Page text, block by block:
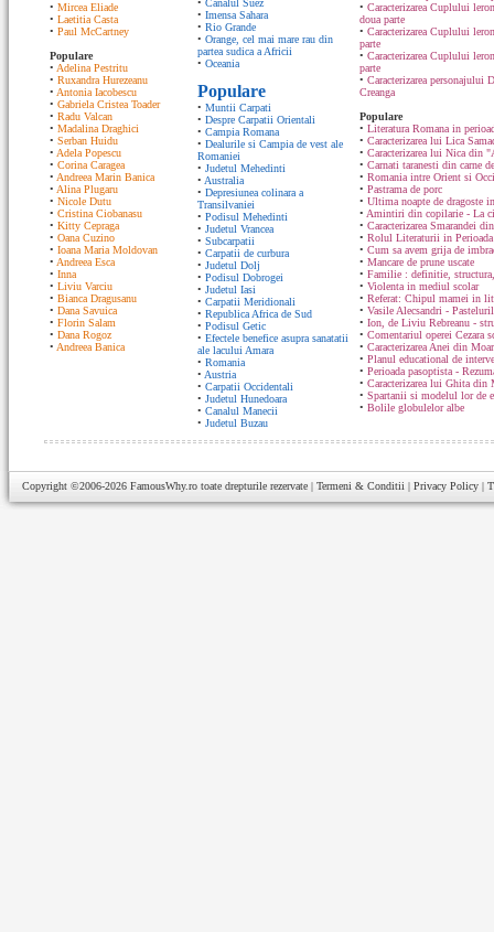
• Mircea Eliade
• Laetitia Casta
• Paul McCartney
Populare
• Adelina Pestritu
• Ruxandra Hurezeanu
• Antonia Iacobescu
• Gabriela Cristea Toader
• Radu Valcan
• Madalina Draghici
• Serban Huidu
• Adela Popescu
• Corina Caragea
• Andreea Marin Banica
• Alina Plugaru
• Nicole Dutu
• Cristina Ciobanasu
• Kitty Cepraga
• Oana Cuzino
• Ioana Maria Moldovan
• Andreea Esca
• Inna
• Liviu Varciu
• Bianca Dragusanu
• Dana Savuica
• Florin Salam
• Dana Rogoz
• Andreea Banica
• Canalul Suez
• Imensa Sahara
• Rio Grande
• Orange, cel mai mare rau din
partea sudica a Africii
• Oceania
Populare
• Muntii Carpati
• Despre Carpatii Orientali
• Campia Romana
• Dealurile si Campia de vest ale
Romaniei
• Judetul Mehedinti
• Australia
• Depresiunea colinara a
Transilvaniei
• Podisul Mehedinti
• Judetul Vrancea
• Subcarpatii
• Carpatii de curbura
• Judetul Dolj
• Podisul Dobrogei
• Judetul Iasi
• Carpatii Meridionali
• Republica Africa de Sud
• Podisul Getic
• Efectele benefice asupra sanatatii
ale lacului Amara
• Romania
• Austria
• Carpatii Occidentali
• Judetul Hunedoara
• Canalul Manecii
• Judetul Buzau
• Caracterizarea Cuplului
doua parte
• Caracterizarea Cuplului
parte
• Caracterizarea Cuplului
parte
• Caracterizarea personajului
Creanga
Populare
• Literatura Romana in
• Caracterizarea lui Lica
• Caracterizarea lui Nica din
• Carnati taranesti din carne
• Romania intre Orient si
• Pastrama de porc
• Ultima noapte de dragoste
• Amintiri din copilarie - La
• Caracterizarea Smarandei
• Rolul Literaturii in Perioada
• Cum sa avem grija de
• Mancare de prune uscate
• Familie : definitie,
• Violenta in mediul scolar
• Referat: Chipul mamei in
• Vasile Alecsandri -
• Ion, de Liviu Rebreanu -
• Comentariul operei Cezara
• Caracterizarea Anei din
• Planul educational de
• Perioada pasoptista -
• Caracterizarea lui Ghita din
• Spartanii si modelul lor de
• Bolile globulelor albe
Copyright ©2006-2026 FamousWhy.ro toate drepturile rezervate | Termeni & Conditii | Privacy Policy |